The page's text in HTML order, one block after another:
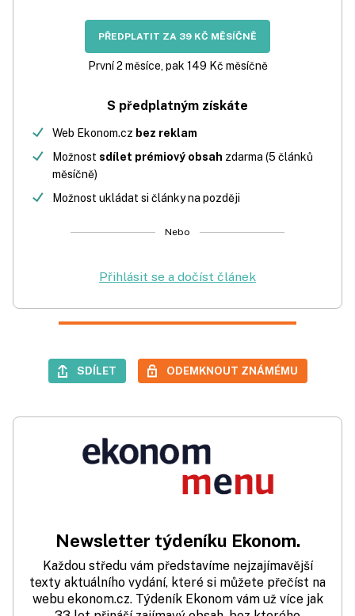
PŘEDPLATIT ZA 39 KČ MĚSÍČNĚ
První 2 měsíce, pak 149 Kč měsíčně
S předplatným získáte
Web Ekonom.cz bez reklam
Možnost sdílet prémiový obsah zdarma (5 článků
měsíčně)
Možnost ukládat si články na později
Nebo
Přihlásit se a dočíst článek
SDÍLET ODEMKNOUT ZNÁMÉMU
Newsletter týdeníku Ekonom.
Každou středu vám představíme nejzajímavější
texty aktuálního vydání, které si můžete přečíst na
webu ekonom.cz. Týdeník Ekonom vám už více jak